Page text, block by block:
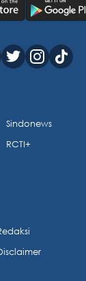
Sindonews
RCTI+